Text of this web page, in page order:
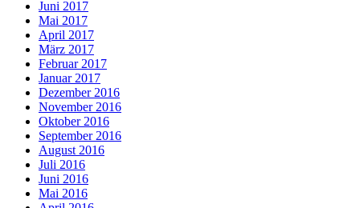
Juni 2017
Mai 2017
April 2017
März 2017
Februar 2017
Januar 2017
Dezember 2016
November 2016
Oktober 2016
September 2016
August 2016
Juli 2016
Juni 2016
Mai 2016